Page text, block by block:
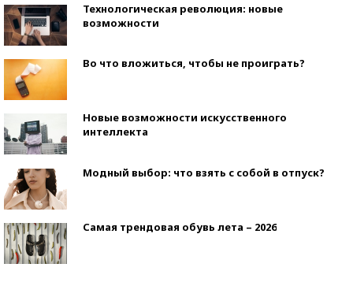
Технологическая революция: новые
возможности
Во что вложиться, чтобы не проиграть?
Новые возможности искусственного
интеллекта
Модный выбор: что взять с собой в отпуск?
Самая трендовая обувь лета – 2026